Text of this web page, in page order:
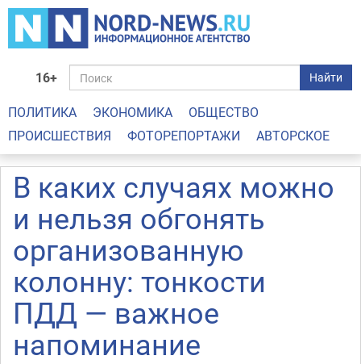
16+ Найти
ПОЛИТИКА ЭКОНОМИКА
ОБЩЕСТВО
ПРОИСШЕСТВИЯ
ФОТОРЕПОРТАЖИ АВТОРСКОЕ
В каких случаях можно
и нельзя обгонять
организованную
колонну: тонкости
ПДД — важное
напоминание